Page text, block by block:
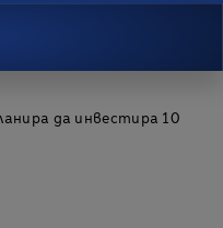
да инвестира 10